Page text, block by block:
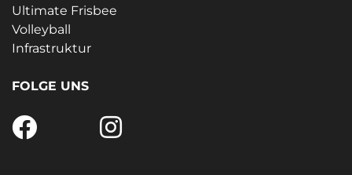
Ultimate Frisbee
Volleyball
Infrastruktur
FOLGE UNS